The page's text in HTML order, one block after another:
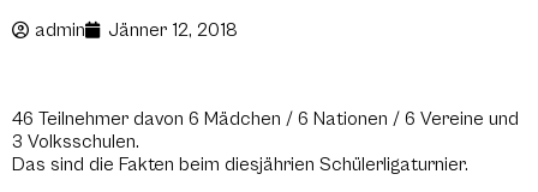
admin Jänner 12, 2018
46 Teilnehmer davon 6 Mädchen / 6 Nationen / 6 Vereine und
3 Volksschulen.
Das sind die Fakten beim diesjährien Schülerligaturnier.